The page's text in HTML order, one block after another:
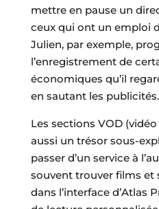
mettre en pause un
ceux qui ont un emploi
Julien, par exemple,
l’enregistrement de
économiques qu’il
en sautant les publicités.
Les sections VOD
aussi un trésor sous-
passer d’un service à
souvent trouver films et
dans l’interface d’Atlas